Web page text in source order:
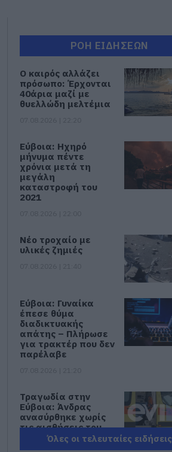
ΡΟΗ ΕΙΔΗΣΕΩΝ
Ο καιρός αλλάζει
πρόσωπο: Έρχονται
40άρια μαζί με
θυελλώδη μελτέμια
Εύβοια: Ηχηρό
μήνυμα πέντε
χρόνια μετά τη
μεγάλη
καταστροφή του
2021
Νέο τροχαίο με
υλικές ζημιές
Εύβοια: Γυναίκα
έπεσε θύμα
διαδικτυακής
απάτης – Πλήρωσε
για τρακτέρ που δεν
παρέλαβε
Τραγωδία στην
Εύβοια: Άνδρας
ανασύρθηκε χωρίς
τις αισθήσεις του
από τη θάλασσα
Όλες οι τελευταίες ειδήσεις